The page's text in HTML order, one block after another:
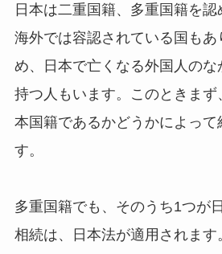
日本は二重国籍、多重国籍を認
海外では容認されている国もあ
め、日本で亡くなる外国人のな
持つ人もいます。このときまず
本国籍であるかどうかによって
す。
多重国籍でも、そのうち1つが
相続は、日本法が適用されま